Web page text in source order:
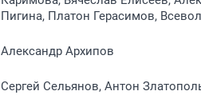
Пигина, Платон Герасимов,
Александр Архипов
Сергей Сельянов, Антон